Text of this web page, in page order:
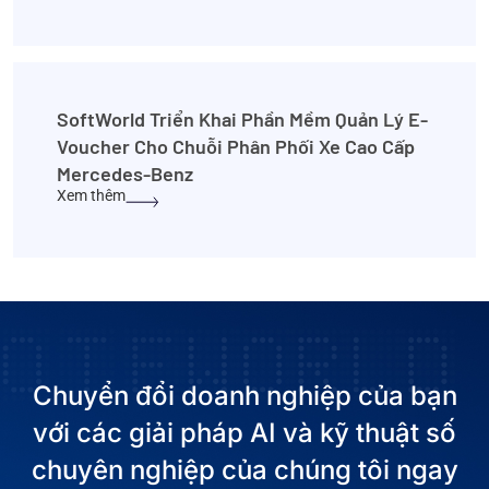
SoftWorld Triển Khai Phần Mềm Quản Lý E-
Voucher Cho Chuỗi Phân Phối Xe Cao Cấp
Mercedes-Benz
Xem thêm
Chuyển đổi doanh nghiệp của bạn
với các giải pháp AI và kỹ thuật số
chuyên nghiệp của chúng tôi ngay